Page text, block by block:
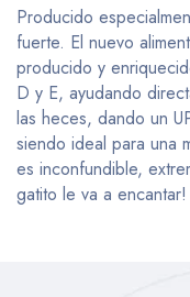
Producido
fuerte. El nuevo
producido y
D y E, ayudando
las heces, dando un
siendo ideal para una
es inconfundible,
gatito le va a encantar!